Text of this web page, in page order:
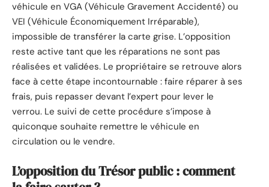
véhicule en VGA (Véhicule Gravement Accidenté) ou
VEI (Véhicule Économiquement Irréparable),
impossible de transférer la carte grise. L’opposition
reste active tant que les réparations ne sont pas
réalisées et validées. Le propriétaire se retrouve alors
face à cette étape incontournable : faire réparer à ses
frais, puis repasser devant l’expert pour lever le
verrou. Le suivi de cette procédure s’impose à
quiconque souhaite remettre le véhicule en
circulation ou le vendre.
L’opposition du Trésor public : comment